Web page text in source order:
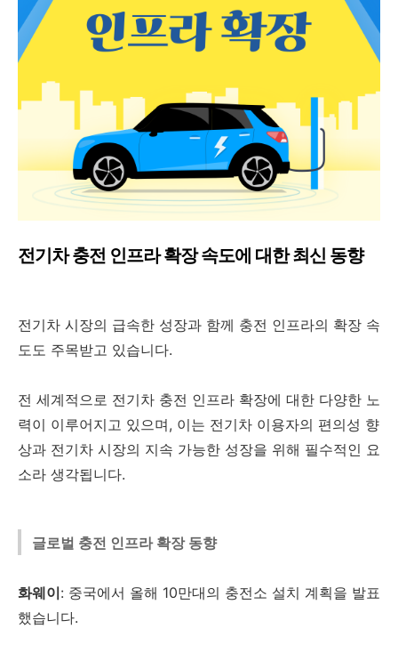
전기차 충전 인프라 확장 속도에 대한 최신 동향
전기차 시장의 급속한 성장과 함께 충전 인프라의 확장 속
도도 주목받고 있습니다.
전 세계적으로 전기차 충전 인프라 확장에 대한 다양한 노
력이 이루어지고 있으며, 이는 전기차 이용자의 편의성 향
상과 전기차 시장의 지속 가능한 성장을 위해 필수적인 요
소라 생각됩니다.
글로벌 충전 인프라 확장 동향
화웨이: 중국에서 올해 10만대의 충전소 설치 계획을 발표
했습니다.